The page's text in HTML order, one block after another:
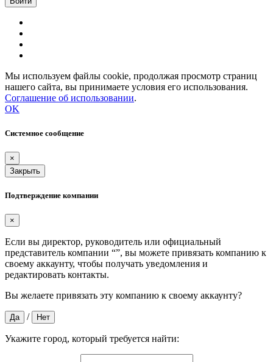
Мы используем файлы cookie, продолжая просмотр страниц
нашего сайта, вы принимаете условия его использования.
Соглашение об использовании.
OK
Системное сообщение
×
Закрыть
Подтверждение компании
×
Если вы директор, руководитель или официальный
представитель компании “”, вы можете привязать компанию к
своему аккаунту, чтобы получать уведомления и
редактировать контакты.
Вы желаете привязать эту компанию к своему аккаунту?
Да / Нет
Укажите город, который требуется найти: